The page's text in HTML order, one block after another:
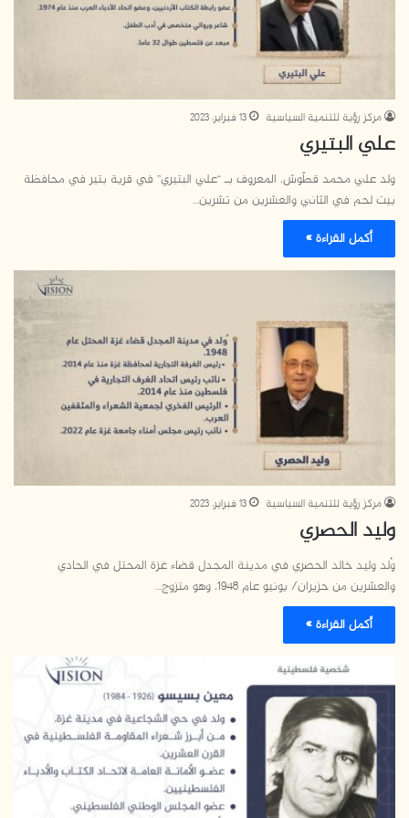
مركز رؤية للتنمية السياسية 13 فبراير، 2023
علي البتيري
ولد علي محمد قطّوش، المعروف بـ “علي البتيري” في قرية بتير في محافظة
بيت لحم في الثاني والعشرين من تشرين…
أكمل القراءة »
مركز رؤية للتنمية السياسية 13 فبراير، 2023
وليد الحصري
وُلد وليد خالد الحصري في مدينة المجدل قضاء غزة المحتل في الحادي
والعشرين من حزيران/ يونيو عام 1948، وهو متزوج…
أكمل القراءة »